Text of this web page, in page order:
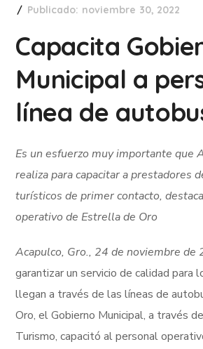
Publicado: noviembre 30, 2022
Capacita
Municipal a
línea de
Es un esfuerzo muy importante que
realiza para capacitar a prestadores
turísticos de primer contacto,
operativo de Estrella de Oro
Acapulco, Gro., 24 de noviembre de
garantizar un servicio de calidad para
llegan a través de las líneas de
Oro, el Gobierno Municipal, a través
Turismo, capacitó al personal